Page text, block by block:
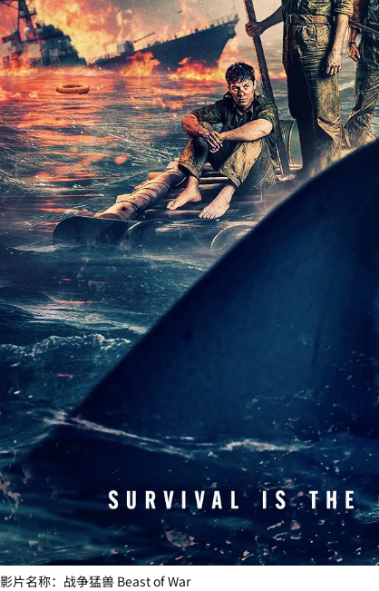
影片名称：战争猛兽 Beast of War